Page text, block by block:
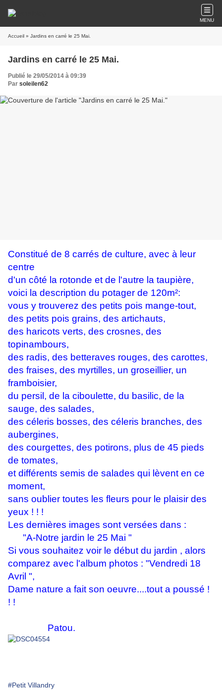
MENU
Accueil » Jardins en carré le 25 Mai.
Jardins en carré le 25 Mai.
Publié le 29/05/2014 à 09:39
Par soleilen62
Constitué de 8 carrés de culture, avec à leur
centre
d'un côté la rotonde et de l'autre la taupière,
voici la description du potager de 120m²:
vous y trouverez des petits pois mange-tout,
des petits pois grains, des artichauts,
des haricots verts, des crosnes, des
topinambours,
des radis, des betteraves rouges, des carottes,
des fraises, des myrtilles, un groseillier, un
framboisier,
du persil, de la ciboulette, du basilic, de la
sauge, des salades,
des céleris bosses, des céleris branches, des
aubergines,
des courgettes, des potirons, plus de 45 pieds
de tomates,
et différents semis de salades qui lèvent en ce
moment,
sans oublier toutes les fleurs pour le plaisir des
yeux ! ! !
Les dernières images sont versées dans :
"A-Notre jardin le 25 Mai "
Si vous souhaitez voir le début du jardin , alors
comparez avec l'album photos : "Vendredi 18
Avril ",
Dame nature a fait son oeuvre....tout a poussé !
! !
Patou.
#Petit Villandry